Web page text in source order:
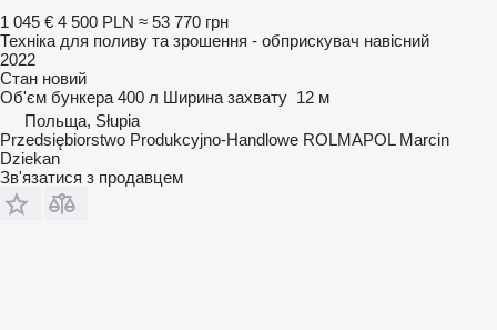
1 045 € 4 500 PLN ≈ 53 770 грн
Техніка для поливу та зрошення - обприскувач навісний
2022
Стан новий
Об'єм бункера 400 л Ширина захвату 12 м
Польща, Słupia
Przedsiębiorstwo Produkcyjno-Handlowe ROLMAPOL Marcin
Dziekan
Зв'язатися з продавцем